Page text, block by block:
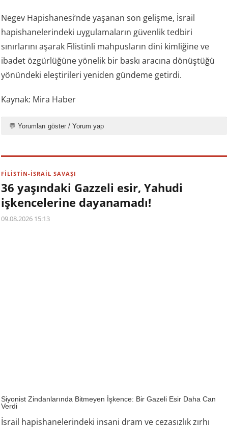
Negev Hapishanesi’nde yaşanan son gelişme, İsrail
hapishanelerindeki uygulamaların güvenlik tedbiri
sınırlarını aşarak Filistinli mahpusların dini kimliğine ve
ibadet özgürlüğüne yönelik bir baskı aracına dönüştüğü
yönündeki eleştirileri yeniden gündeme getirdi.
Kaynak: Mira Haber
💬 Yorumları göster / Yorum yap
FİLİSTİN-İSRAİL SAVAŞI
36 yaşındaki Gazzeli esir, Yahudi
işkencelerine dayanamadı!
09.08.2026 15:13
Siyonist Zindanlarında Bitmeyen İşkence: Bir Gazeli Esir Daha Can
Verdi
İsrail hapishanelerindeki insani dram ve cezasızlık zırhı